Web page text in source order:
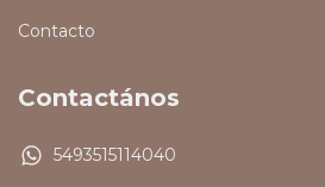
Contacto
Contactános
5493515114040